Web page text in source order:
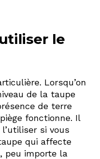
le
Lorsqu’on
de la taupe
de terre
fonctionne. Il
si vous
qui affecte
peu importe la